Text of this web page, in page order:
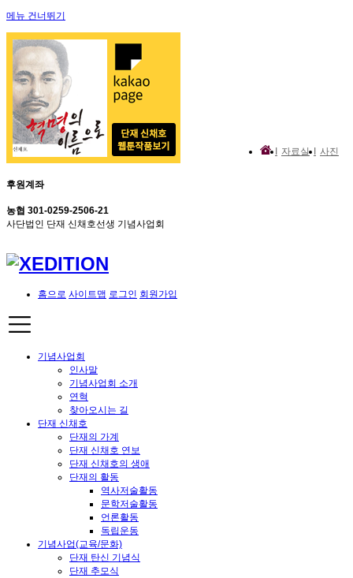
메뉴 건너뛰기
후원계좌
농협 301-0259-2506-21
사단법인 단재 신채호선생 기념사업회
홈으로 사이트맵 로그인 회원가입
기념사업회
인사말
기념사업회 소개
연혁
찾아오시는 길
단재 신채호
단재의 가계
단재 신채호 연보
단재 신채호의 생애
단재의 활동
역사저술활동
문학저술활동
언론활동
독립운동
기념사업(교육/문화)
단재 탄신 기념식
단재 추모식
자료실 사진